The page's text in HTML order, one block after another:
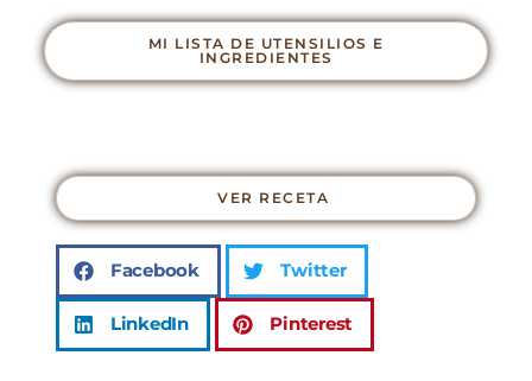
MI LISTA DE UTENSILIOS E
INGREDIENTES
VER RECETA
Facebook Twitter
LinkedIn Pinterest